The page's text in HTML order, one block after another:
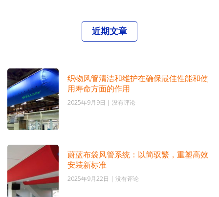
近期文章
织物风管清洁和维护在确保最佳性能和使
用寿命方面的作用
2025年9月9日
没有评论
蔚蓝布袋风管系统：以简驭繁，重塑高效
安装新标准
2025年9月22日
没有评论